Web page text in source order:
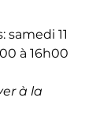
samedi 11
à 16h00
à la